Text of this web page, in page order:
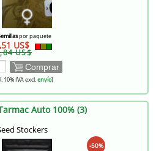
por paquete
US$
US$
Comprar
10% IVA excl.envío]
Auto 100% (3)
Stockers
-50%